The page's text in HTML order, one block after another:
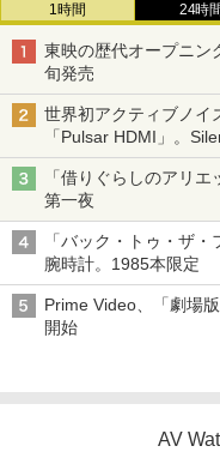
1時間 24時
東映の歴代オープニン
旬発売
世界初アクティブノイ
「Pulsar HDMI」。
「借りぐらしのアリ
第一夜
「バック・トゥ・ザ
腕時計。1985本限定
Prime Video、「劇場
開始
AV